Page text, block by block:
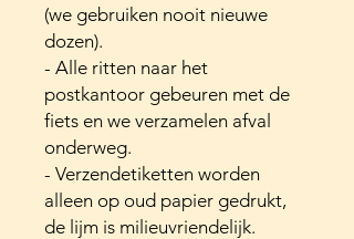
(we gebruiken nooit nieuwe
dozen).
- Alle ritten naar het
postkantoor gebeuren met de
fiets en we verzamelen afval
onderweg.
- Verzendetiketten worden
alleen op oud papier gedrukt,
de lijm is milieuvriendelijk.